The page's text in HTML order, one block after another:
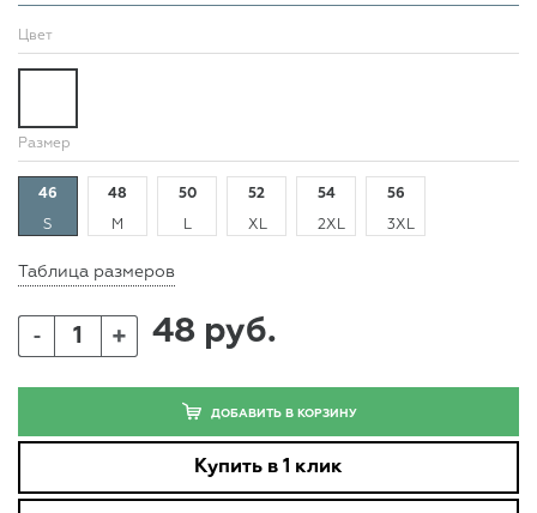
Цвет
Размер
46
S
48
M
50
L
52
XL
54
2XL
56
3XL
Таблица размеров
- + 48 руб.
ДОБАВИТЬ В КОРЗИНУ
Купить в 1 клик